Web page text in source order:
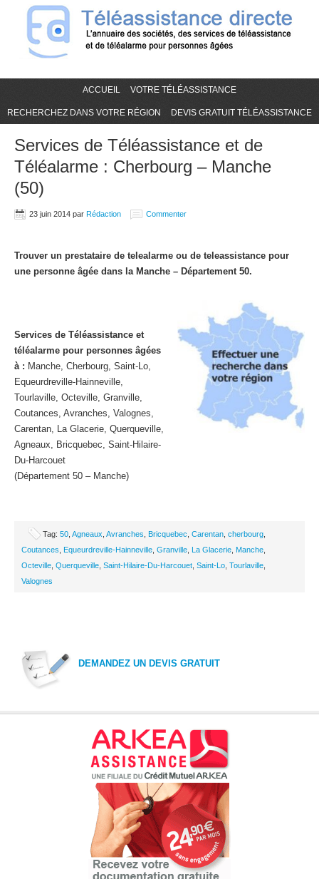
ACCUEIL VOTRE TÉLÉASSISTANCE
RECHERCHEZ DANS VOTRE RÉGION DEVIS GRATUIT TÉLÉASSISTANCE
Services de Téléassistance et de
Téléalarme : Cherbourg – Manche
(50)
23 juin 2014 par Rédaction Commenter
Trouver un prestataire de telealarme ou de teleassistance pour
une personne âgée dans la Manche – Département 50.
Services de Téléassistance et
téléalarme pour personnes âgées
à : Manche, Cherbourg, Saint-Lo,
Equeurdreville-Hainneville,
Tourlaville, Octeville, Granville,
Coutances, Avranches, Valognes,
Carentan, La Glacerie, Querqueville,
Agneaux, Bricquebec, Saint-Hilaire-
Du-Harcouet
(Département 50 – Manche)
Tag: 50 Agneaux Avranches Bricquebec Carentan cherbourg
Coutances
Equeurdreville-Hainneville Granville La Glacerie Manche
Octeville Querqueville Saint-Hilaire-Du-Harcouet Saint-Lo Tourlaville
Valognes
DEMANDEZ UN DEVIS GRATUIT